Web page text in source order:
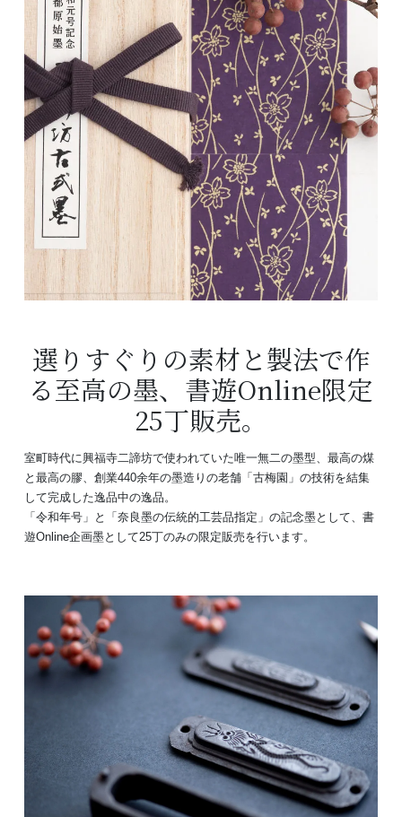
選りすぐりの素材と製法で作
る至高の墨、書遊Online限定
25丁販売。
室町時代に興福寺二諦坊で使われていた唯一無二の墨型、最高の煤
と最高の膠、創業440余年の墨造りの老舗「古梅園」の技術を結集
して完成した逸品中の逸品。
「令和年号」と「奈良墨の伝統的工芸品指定」の記念墨として、書
遊Online企画墨として25丁のみの限定販売を行います。